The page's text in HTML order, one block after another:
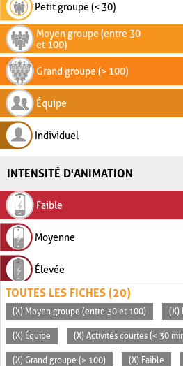
Petit groupe (< 30)
Moyen groupe (entre 30
et 100)
Grand groupe (> 100)
Équipe
Individuel
INTENSITÉ D'ANIMATION
Faible
Moyenne
Élevée
TOUTES LES FICHES (20)
(X) Moyen groupe (entre 30 et 100) (X)
(X) Équipe (X) Activités courtes (< 30
(X) Grand groupe (> 100) (X) Faible